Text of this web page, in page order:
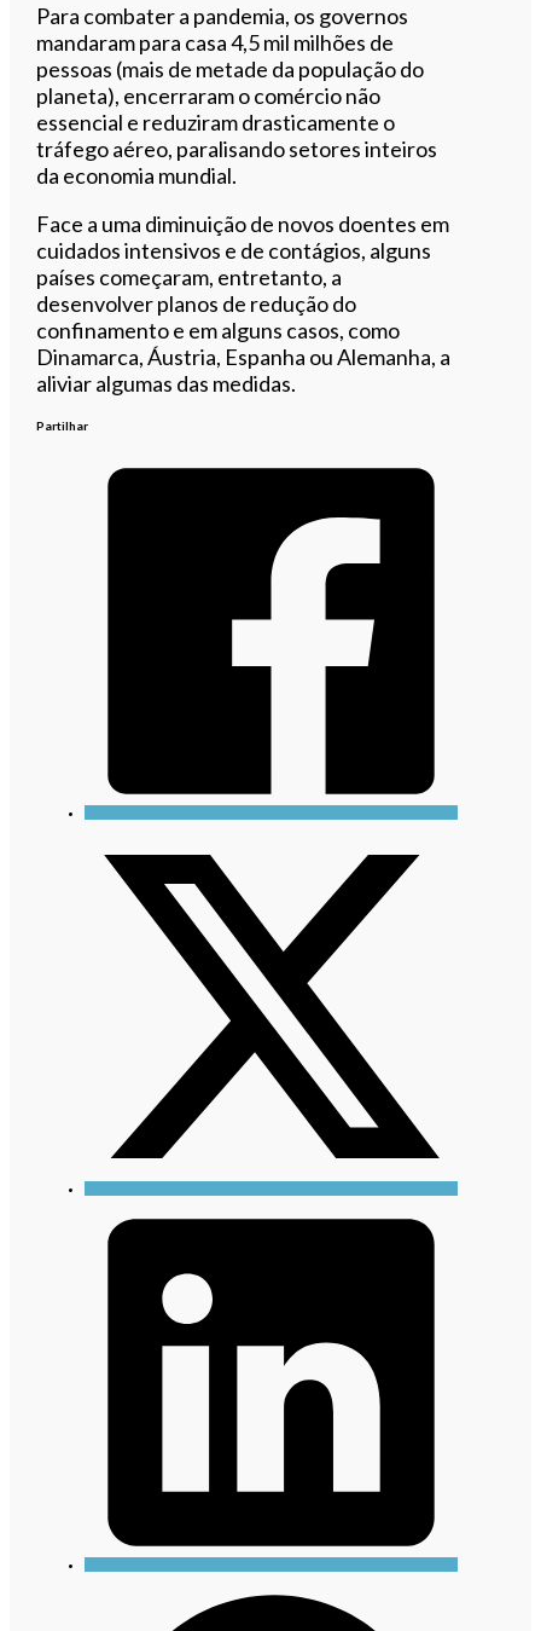
Para combater a pandemia, os governos
mandaram para casa 4,5 mil milhões de
pessoas (mais de metade da população do
planeta), encerraram o comércio não
essencial e reduziram drasticamente o
tráfego aéreo, paralisando setores inteiros
da economia mundial.
Face a uma diminuição de novos doentes em
cuidados intensivos e de contágios, alguns
países começaram, entretanto, a
desenvolver planos de redução do
confinamento e em alguns casos, como
Dinamarca, Áustria, Espanha ou Alemanha, a
aliviar algumas das medidas.
Partilhar